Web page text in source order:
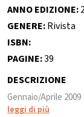
ANNO EDIZIONE:
GENERE:Rivista
ISBN:
PAGINE:39
DESCRIZIONE
Gennaio/Aprile 2009
leggi di più